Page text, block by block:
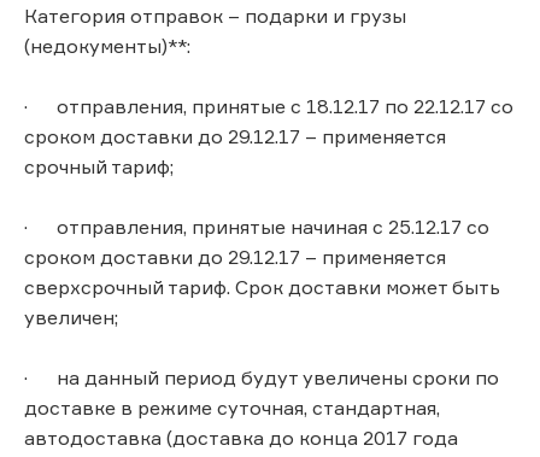
Категория отправок – подарки и грузы
(недокументы)**:
· отправления, принятые с 18.12.17 по 22.12.17 со
сроком доставки до 29.12.17 – применяется
срочный тариф;
· отправления, принятые начиная с 25.12.17 со
сроком доставки до 29.12.17 – применяется
сверхсрочный тариф. Срок доставки может быть
увеличен;
· на данный период будут увеличены сроки по
доставке в режиме суточная, стандартная,
автодоставка (доставка до конца 2017 года